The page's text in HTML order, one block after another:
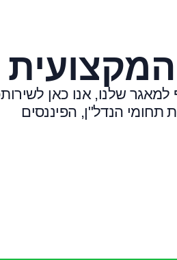
שלנו, אנו כאן
תחומי הנדל"ן, הפיננסים